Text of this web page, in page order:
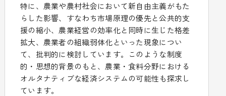
特に、農業や農村社会において新自由主義がもた
らした影響、すなわち市場原理の優先と公共的支
援の縮小、農業経営の効率化と同時に生じた格差
拡大、農業者の組織弱体化といった現象につい
て、批判的に検討しています。このような制度
的・思想的背景のもと、農業・食料分野における
オルタナティブな経済システムの可能性も探求し
ています。